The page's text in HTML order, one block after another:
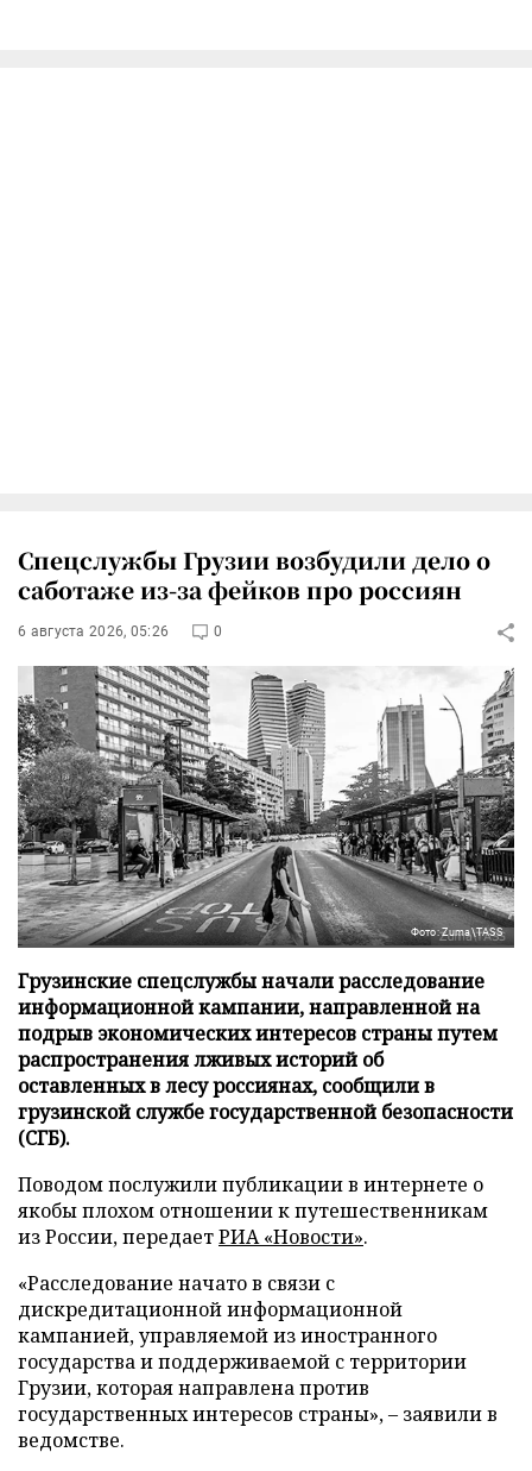
Спецслужбы Грузии возбудили дело о
саботаже из-за фейков про россиян
6 августа 2026, 05:26 0
Фото: Zuma\TASS
Грузинские спецслужбы начали расследование
информационной кампании, направленной на
подрыв экономических интересов страны путем
распространения лживых историй об
оставленных в лесу россиянах, сообщили в
грузинской службе государственной безопасности
(СГБ).
Поводом послужили публикации в интернете о
якобы плохом отношении к путешественникам
из России, передаетРИА «Новости».
«Расследование начато в связи с
дискредитационной информационной
кампанией, управляемой из иностранного
государства и поддерживаемой с территории
Грузии, которая направлена против
государственных интересов страны», – заявили в
ведомстве.